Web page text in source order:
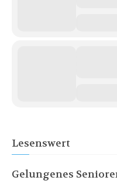
Lesenswert
Gelungenes